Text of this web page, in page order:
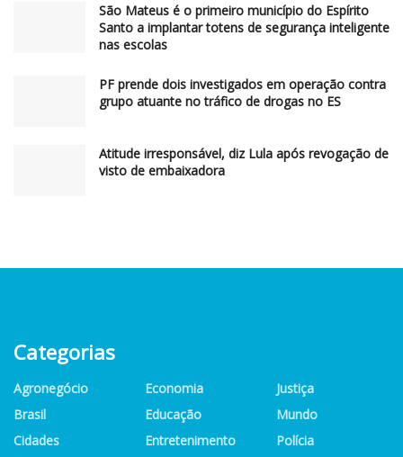
São Mateus é o primeiro município do Espírito
Santo a implantar totens de segurança inteligente
nas escolas
PF prende dois investigados em operação contra
grupo atuante no tráfico de drogas no ES
Atitude irresponsável, diz Lula após revogação de
visto de embaixadora
Categorias
Agronegócio
Brasil
Cidades
Economia
Educação
Entretenimento
Justiça
Mundo
Polícia